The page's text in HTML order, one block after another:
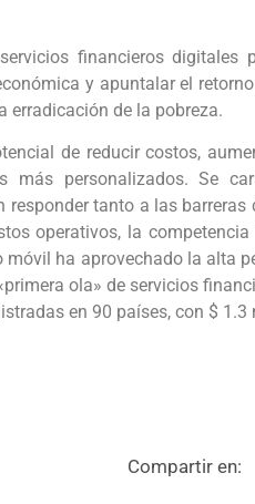
financieros digitales
y apuntalar el
erradicación de la pobreza.
de reducir costos,
más personalizados. Se
tanto a las
operativos, la
ha aprovechado la alta
ola» de servicios
en 90 países, con $
Compartir en: